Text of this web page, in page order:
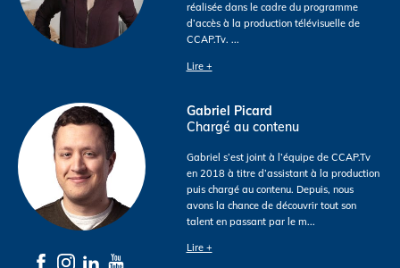
réalisée dans le cadre du programme
d’accès à la production télévisuelle de
CCAP.Tv. ...
Lire +
Gabriel Picard
Chargé au contenu
Gabriel s’est joint à l’équipe de CCAP.Tv
en 2018 à titre d’assistant à la production
puis chargé au contenu. Depuis, nous
avons la chance de découvrir tout son
talent en passant par le m...
Lire +